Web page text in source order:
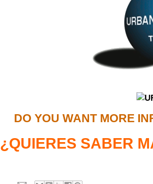
DO YOU WANT MORE
¿QUIERES SABER